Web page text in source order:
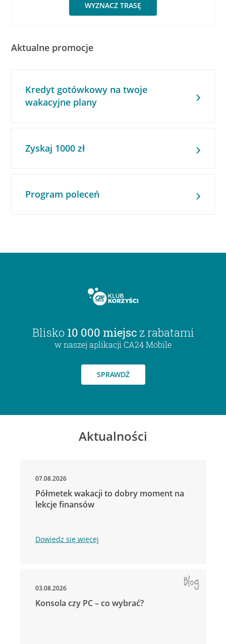
WYZNACZ TRASĘ
Aktualne promocje
Kredyt gotówkowy na twoje
wakacyjne plany
Zyskaj 1000 zł
Program poleceń
Blisko 10 000 miejsc z rabatami
w naszej aplikacji CA24 Mobile
SPRAWDŹ
Aktualności
07.08.2026
Półmetek wakacji to dobry moment na
lekcje finansów
Dowiedz się więcej
03.08.2026
Konsola czy PC – co wybrać?